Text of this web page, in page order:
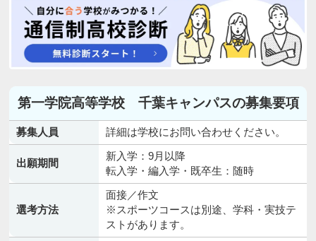
第一学院高等学校 千葉キャンパスの募集要項
募集人員 詳細は学校にお問い合わせください。
出願期間
新入学：9月以降
転入学・編入学・既卒生：随時
選考方法
面接／作文
※スポーツコースは別途、学科・実技テ
ストがあります。